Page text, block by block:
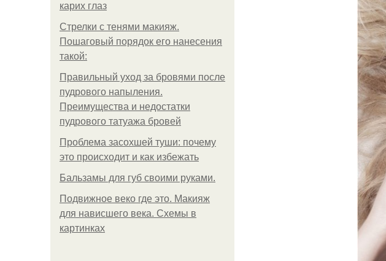
карих глаз
Стрелки с тенями макияж.
Пошаговый порядок его нанесения
такой:
Правильный уход за бровями после
пудрового напыления.
Преимущества и недостатки
пудрового татуажа бровей
Проблема засохшей туши: почему
это происходит и как избежать
Бальзамы для губ своими руками.
Подвижное веко где это. Макияж
для нависшего века. Схемы в
картинках